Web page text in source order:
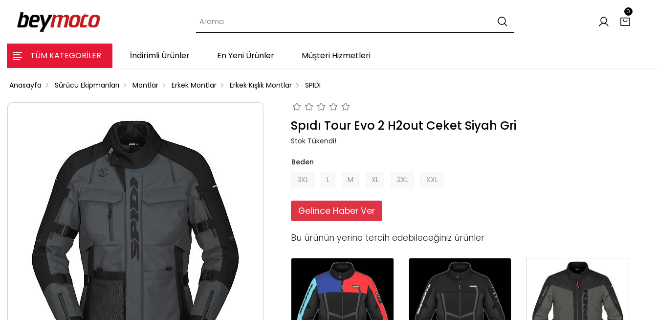
0
TÜM KATEGORİLER İndirimli Ürünler En Yeni Ürünler Müşteri Hizmetleri
Anasayfa Sürücü Ekipmanları Montlar Erkek Montlar Erkek Kışlık Montlar SPIDI
Spıdı Tour Evo 2 H2out Ceket Siyah Gri
Stok Tükendi!
Beden
3XL
L M XL 2XL XXL
Gelince Haber Ver
Bu ürünün yerine tercih edebileceğiniz ürünler